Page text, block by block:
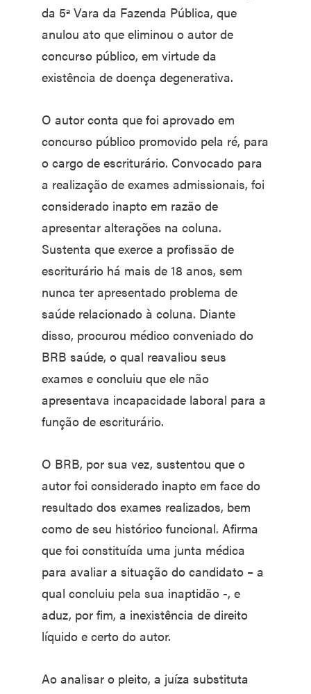
da 5ª Vara da Fazenda Pública, que
anulou ato que eliminou o autor de
concurso público, em virtude da
existência de doença degenerativa.
O autor conta que foi aprovado em
concurso público promovido pela ré, para
o cargo de escriturário. Convocado para
a realização de exames admissionais, foi
considerado inapto em razão de
apresentar alterações na coluna.
Sustenta que exerce a profissão de
escriturário há mais de 18 anos, sem
nunca ter apresentado problema de
saúde relacionado à coluna. Diante
disso, procurou médico conveniado do
BRB saúde, o qual reavaliou seus
exames e concluiu que ele não
apresentava incapacidade laboral para a
função de escriturário.
O BRB, por sua vez, sustentou que o
autor foi considerado inapto em face do
resultado dos exames realizados, bem
como de seu histórico funcional. Afirma
que foi constituída uma junta médica
para avaliar a situação do candidato – a
qual concluiu pela sua inaptidão -, e
aduz, por fim, a inexistência de direito
líquido e certo do autor.
Ao analisar o pleito, a juíza substituta